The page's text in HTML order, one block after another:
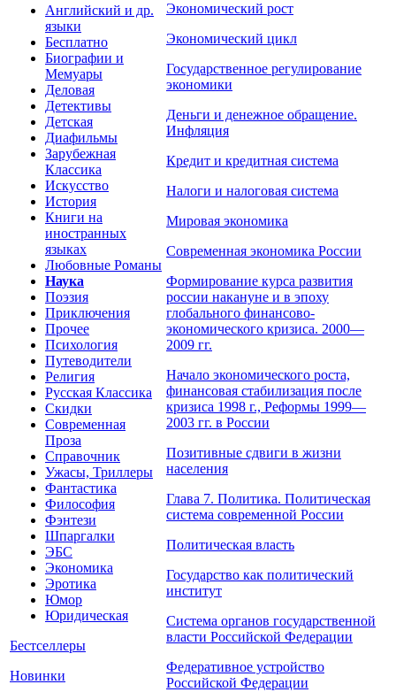
Английский и др.
языки
Бесплатно
Биографии и
Мемуары
Деловая
Детективы
Детская
Диафильмы
Зарубежная
Классика
Искусство
История
Книги на
иностранных
языках
Любовные Романы
Наука
Поэзия
Приключения
Прочее
Психология
Путеводители
Религия
Русская Классика
Скидки
Современная
Проза
Справочник
Ужасы, Триллеры
Фантастика
Философия
Фэнтези
Шпаргалки
ЭБС
Экономика
Эротика
Юмор
Юридическая
Бестселлеры
Новинки
Экономический рост
Экономический цикл
Государственное регулирование
экономики
Деньги и денежное обращение.
Инфляция
Кредит и кредитная система
Налоги и налоговая система
Мировая экономика
Современная экономика России
Формирование курса развития
россии накануне и в эпоху
глобального финансово-
экономического кризиса. 2000—
2009 гг.
Начало экономического роста,
финансовая стабилизация после
кризиса 1998 г., Реформы 1999—
2003 гг. в России
Позитивные сдвиги в жизни
населения
Глава 7. Политика. Политическая
система современной России
Политическая власть
Государство как политический
институт
Система органов государственной
власти Российской Федерации
Федеративное устройство
Российской Федерации